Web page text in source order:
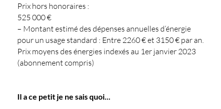
Prix hors honoraires :
525 000 €
– Montant estimé des dépenses annuelles d‘énergie
pour un usage standard : Entre 2260 € et 3150 € par an.
Prix moyens des énergies indexés au 1er janvier 2023
(abonnement compris)
Il a ce petit je ne sais quoi...